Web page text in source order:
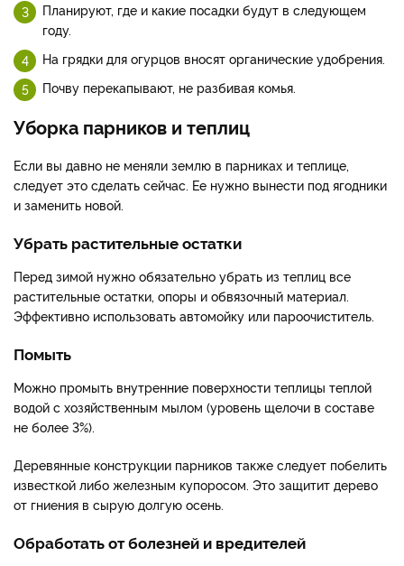
Планируют, где и какие посадки будут в следующем
году.
На грядки для огурцов вносят органические удобрения.
Почву перекапывают, не разбивая комья.
Уборка парников и теплиц
Если вы давно не меняли землю в парниках и теплице,
следует это сделать сейчас. Ее нужно вынести под ягодники
и заменить новой.
Убрать растительные остатки
Перед зимой нужно обязательно убрать из теплиц все
растительные остатки, опоры и обвязочный материал.
Эффективно использовать автомойку или пароочиститель.
Помыть
Можно промыть внутренние поверхности теплицы теплой
водой с хозяйственным мылом (уровень щелочи в составе
не более 3%).
Деревянные конструкции парников также следует побелить
известкой либо железным купоросом. Это защитит дерево
от гниения в сырую долгую осень.
Обработать от болезней и вредителей